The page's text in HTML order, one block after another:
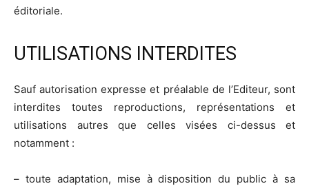
éditoriale.
UTILISATIONS INTERDITES
Sauf autorisation expresse et préalable de l’Editeur, sont
interdites toutes reproductions, représentations et
utilisations autres que celles visées ci-dessus et
notamment :
– toute adaptation, mise à disposition du public à sa